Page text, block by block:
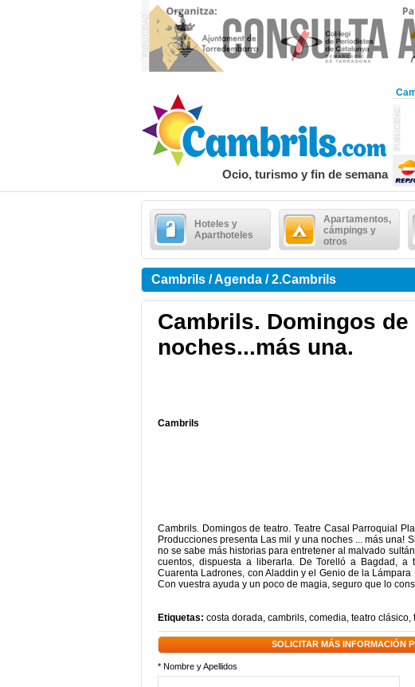
Ocio, turismo y fin de semana
Hoteles y
Aparthoteles
Apartamentos,
cámpings y
otros
Cambrils / Agenda / 2.Cambrils
Cambrils. Domingos
noches...más una.
Cambrils
Cambrils. Domingos de teatro. Teatre Casal Parroquial
Producciones presenta Las mil y una noches ... más una!
no se sabe más historias para entretener al malvado
cuentos, dispuesta a liberarla. De Torelló a Bagdad,
Cuarenta Ladrones, con Aladdin y el Genio de la
Con vuestra ayuda y un poco de magia, seguro que lo
Etiquetas: costa dorada, cambrils, comedia, teatro clásico,
SOLICITAR MÁS INFORMACIÓN
* Nombre y Apellidos